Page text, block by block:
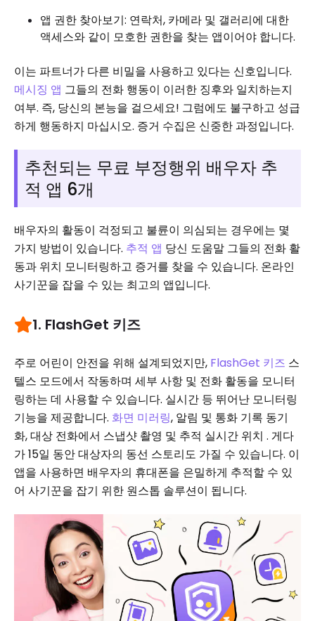
앱 권한 찾아보기: 연락처, 카메라 및 갤러리에 대한
액세스와 같이 모호한 권한을 찾는 앱이어야 합니다.
이는 파트너가 다른 비밀을 사용하고 있다는 신호입니다.
메시징 앱 그들의 전화 행동이 이러한 징후와 일치하는지
여부. 즉, 당신의 본능을 걸으세요! 그럼에도 불구하고 성급
하게 행동하지 마십시오. 증거 수집은 신중한 과정입니다.
추천되는 무료 부정행위 배우자 추
적 앱 6개
배우자의 활동이 걱정되고 불륜이 의심되는 경우에는 몇
가지 방법이 있습니다. 추적 앱 당신 도움말 그들의 전화 활
동과 위치 모니터링하고 증거를 찾을 수 있습니다. 온라인
사기꾼을 잡을 수 있는 최고의 앱입니다.
1. FlashGet 키즈
주로 어린이 안전을 위해 설계되었지만, FlashGet 키즈 스
텔스 모드에서 작동하며 세부 사항 및 전화 활동을 모니터
링하는 데 사용할 수 있습니다. 실시간 등 뛰어난 모니터링
기능을 제공합니다. 화면 미러링, 알림 및 통화 기록 동기
화, 대상 전화에서 스냅샷 촬영 및 추적 실시간 위치 . 게다
가 15일 동안 대상자의 동선 스토리도 가질 수 있습니다. 이
앱을 사용하면 배우자의 휴대폰을 은밀하게 추적할 수 있
어 사기꾼을 잡기 위한 원스톱 솔루션이 됩니다.